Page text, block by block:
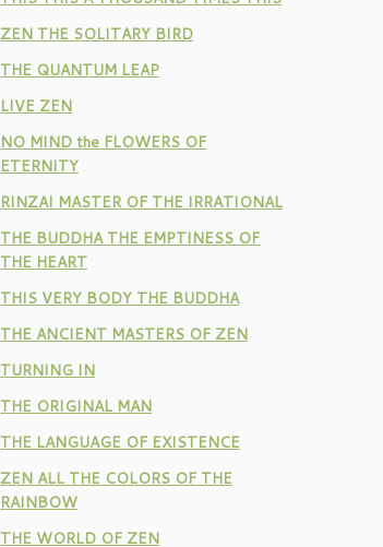
ZEN THE SOLITARY BIRD
THE QUANTUM LEAP
LIVE ZEN
NO MIND the FLOWERS OF
ETERNITY
RINZAI MASTER OF THE IRRATIONAL
THE BUDDHA THE EMPTINESS OF
THE HEART
THIS VERY BODY THE BUDDHA
THE ANCIENT MASTERS OF ZEN
TURNING IN
THE ORIGINAL MAN
THE LANGUAGE OF EXISTENCE
ZEN ALL THE COLORS OF THE
RAINBOW
THE WORLD OF ZEN